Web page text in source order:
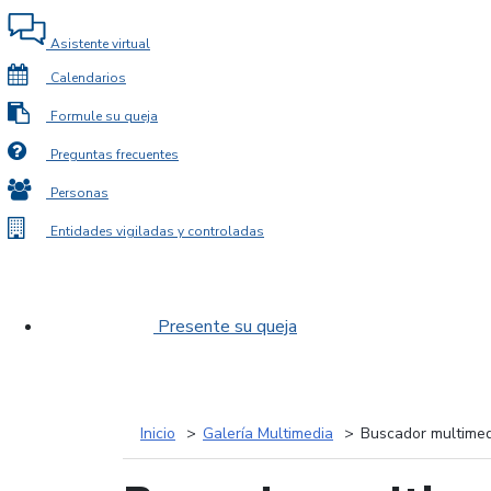
Asistente virtual
Calendarios
Formule su queja
Preguntas frecuentes
Personas
Entidades vigiladas y controladas
Presente su queja
Inicio Galería Multimedia Buscador